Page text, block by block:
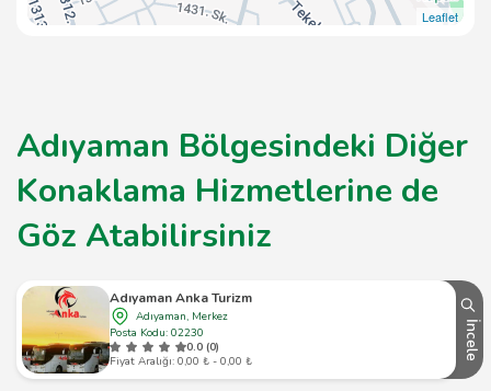
Leaflet
Adıyaman Bölgesindeki Diğer
Konaklama Hizmetlerine de
Göz Atabilirsiniz
Adıyaman Anka Turizm
Adıyaman, Merkez
Posta Kodu: 02230
0.0 (0)
Fiyat Aralığı: 0,00 ₺ - 0,00 ₺
İncele